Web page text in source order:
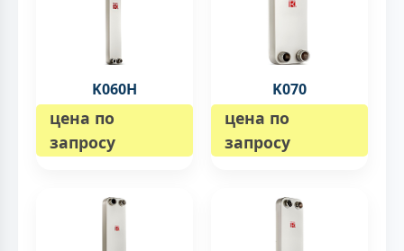
K060H
цена по
запросу
K070
цена по
запросу